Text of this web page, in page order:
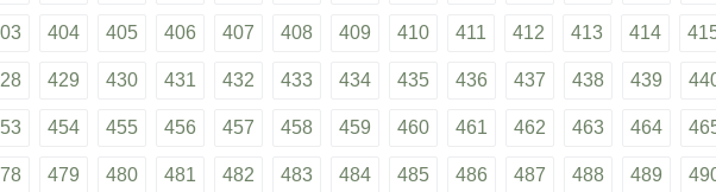
404 405 406 407 408 409 410 411 412 413 414
429 430 431 432 433 434 435 436 437 438 439
454 455 456 457 458 459 460 461 462 463 464
479 480 481 482 483 484 485 486 487 488 489